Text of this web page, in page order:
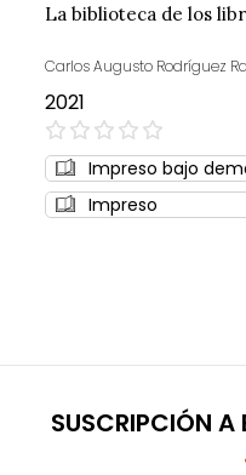
La biblioteca de los
Carlos Augusto Rodríguez
2021
0%
Impreso bajo
Impreso
SUSCRIPCIÓN A